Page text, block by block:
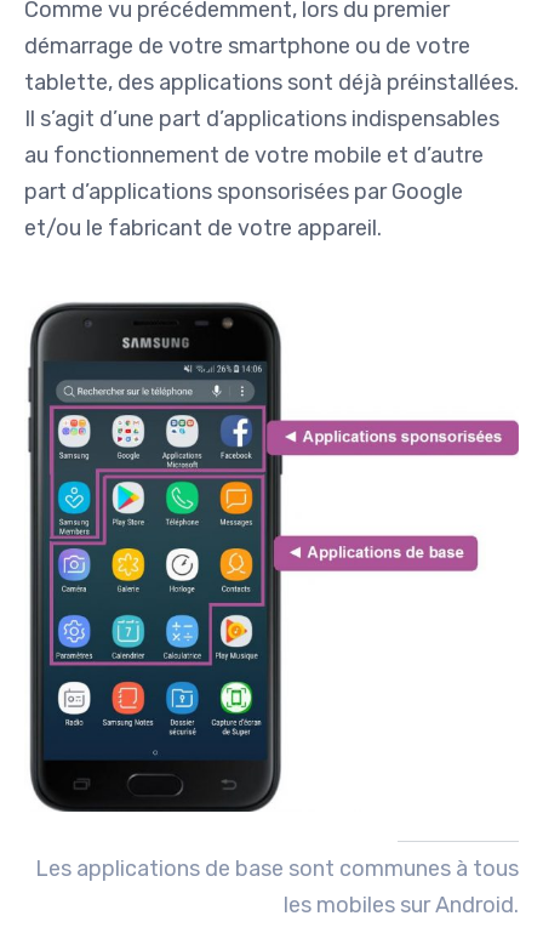
Comme vu précédemment, lors du premier
démarrage de votre smartphone ou de votre
tablette, des applications sont déjà préinstallées.
Il s’agit d’une part d’applications indispensables
au fonctionnement de votre mobile et d’autre
part d’applications sponsorisées par Google
et/ou le fabricant de votre appareil.
Les applications de base sont communes à tous
les mobiles sur Android.